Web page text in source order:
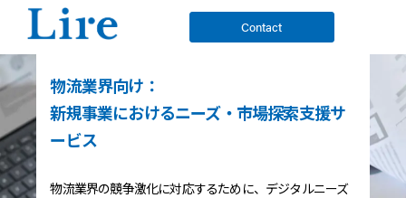
Contact
物流業界向け：
新規事業におけるニーズ・市場探索支援サ
ービス
物流業界の競争激化に対応するために、デジタルニーズ